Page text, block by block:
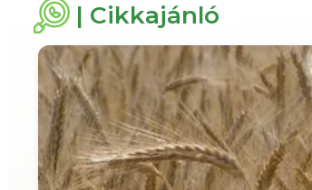
| Cikkajánló